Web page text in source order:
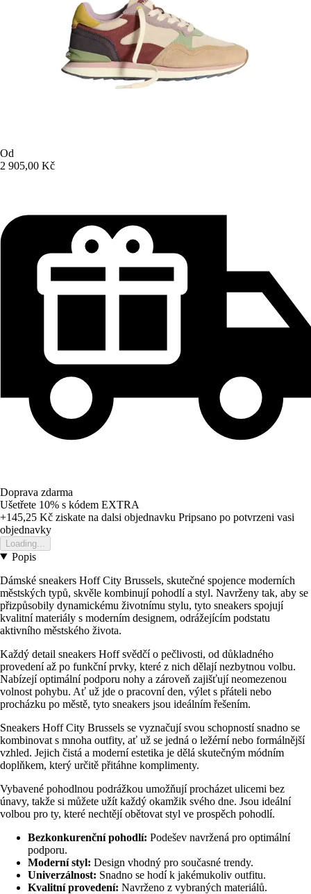
Od
2 905,00 Kč
Doprava zdarma
Ušetřete 10% s kódem EXTRA
+145,25 Kč ziskate na dalsi objednavku Pripsano po potvrzeni vasi
objednavky
Loading...
Popis
Dámské sneakers Hoff City Brussels, skutečné spojence moderních
městských typů, skvěle kombinují pohodlí a styl. Navrženy tak, aby se
přizpůsobily dynamickému životnímu stylu, tyto sneakers spojují
kvalitní materiály s moderním designem, odrážejícím podstatu
aktivního městského života.
Každý detail sneakers Hoff svědčí o pečlivosti, od důkladného
provedení až po funkční prvky, které z nich dělají nezbytnou volbu.
Nabízejí optimální podporu nohy a zároveň zajišťují neomezenou
volnost pohybu. Ať už jde o pracovní den, výlet s přáteli nebo
procházku po městě, tyto sneakers jsou ideálním řešením.
Sneakers Hoff City Brussels se vyznačují svou schopností snadno se
kombinovat s mnoha outfity, ať už se jedná o ležérní nebo formálnější
vzhled. Jejich čistá a moderní estetika je dělá skutečným módním
doplňkem, který určitě přitáhne komplimenty.
Vybavené pohodlnou podrážkou umožňují procházet ulicemi bez
únavy, takže si můžete užít každý okamžik svého dne. Jsou ideální
volbou pro ty, které nechtějí obětovat styl ve prospěch pohodlí.
Bezkonkurenční pohodlí: Podešev navržená pro optimální
podporu.
Moderní styl: Design vhodný pro současné trendy.
Univerzálnost: Snadno se hodí k jakémukoliv outfitu.
Kvalitní provedení: Navrženo z vybraných materiálů.